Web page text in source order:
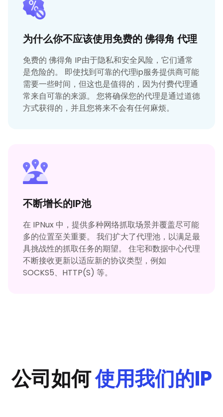
为什么你不应该使用免费的 佛得角 代理
免费的 佛得角 IP由于隐私和安全风险，它们通常
是危险的。 即使找到可靠的代理ip服务提供商可能
需要一些时间，但这也是值得的，因为付费代理通
常来自可靠的来源。 您将确保您的代理是通过道德
方式获得的，并且您将来不会有任何麻烦。
不断增长的IP池
在 IPNux 中，提供多种网络抓取场景并覆盖尽可能
多的位置至关重要。 我们扩大了代理池，以满足最
具挑战性的抓取任务的期望。 住宅和数据中心代理
不断接收更新以适应新的协议类型，例如
SOCKS5、HTTP(S) 等。
公司如何使用我们的IP